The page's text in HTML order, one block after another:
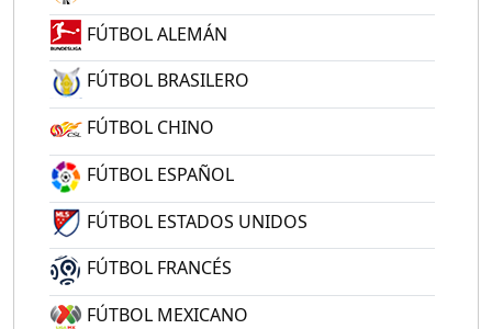
FÚTBOL ALEMÁN
FÚTBOL BRASILERO
FÚTBOL CHINO
FÚTBOL ESPAÑOL
FÚTBOL ESTADOS UNIDOS
FÚTBOL FRANCÉS
FÚTBOL MEXICANO